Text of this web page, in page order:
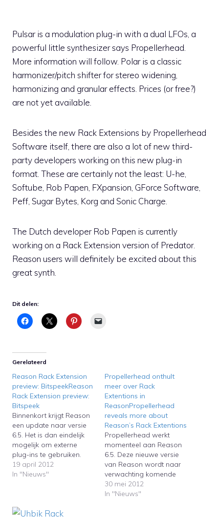
Pulsar is a modulation plug-in with a dual LFOs, a
powerful little synthesizer says Propellerhead.
More information will follow. Polar is a classic
harmonizer/pitch shifter for stereo widening,
harmonizing and granular effects. Prices (or free?)
are not yet available.
Besides the new Rack Extensions by Propellerhead
Software itself, there are also a lot of new third-
party developers working on this new plug-in
format. These are certainly not the least: U-he,
Softube, Rob Papen, FXpansion, GForce Software,
Peff, Sugar Bytes, Korg and Sonic Charge.
The Dutch developer Rob Papen is currently
working on a Rack Extension version of Predator.
Reason users will definitely be excited about this
great synth.
Dit delen:
Gerelateerd
Reason Rack Extension
preview: BitspeekReason
Rack Extension preview:
Bitspeek
Binnenkort krijgt Reason
een update naar versie
6.5. Het is dan eindelijk
mogelijk om externe
plug-ins te gebruiken.
Daarvoor heeft
Propellerhead een eigen
onderstaande video zie
19 april 2012
In "Nieuws"
Propellerhead onthult
meer over Rack
Extentions in
ReasonPropellerhead
reveals more about
Reason’s Rack Extentions
Propellerhead werkt
momenteel aan Reason
6.5. Deze nieuwe versie
van Reason wordt naar
verwachting komende
zomer uitgebracht, en
krijgt met Rack Extentions
30 mei 2012
In "Nieuws"